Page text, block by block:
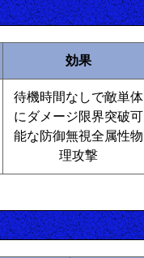
効果
待機時間なしで敵単体
にダメージ限界突破可
能な防御無視全属性物
理攻撃